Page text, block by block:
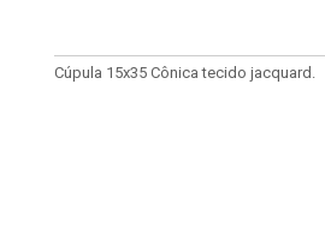
Cúpula 15x35 Cônica tecido jacquard.